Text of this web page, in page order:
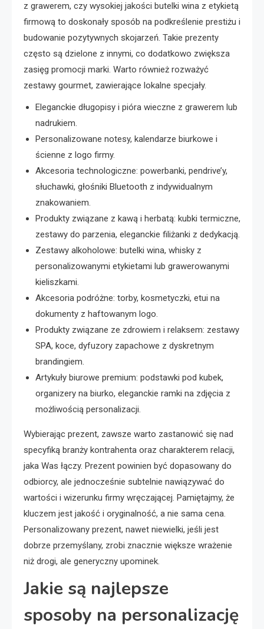
z grawerem, czy wysokiej jakości butelki wina z etykietą
firmową to doskonały sposób na podkreślenie prestiżu i
budowanie pozytywnych skojarzeń. Takie prezenty
często są dzielone z innymi, co dodatkowo zwiększa
zasięg promocji marki. Warto również rozważyć
zestawy gourmet, zawierające lokalne specjały.
Eleganckie długopisy i pióra wieczne z grawerem lub
nadrukiem.
Personalizowane notesy, kalendarze biurkowe i
ścienne z logo firmy.
Akcesoria technologiczne: powerbanki, pendrive’y,
słuchawki, głośniki Bluetooth z indywidualnym
znakowaniem.
Produkty związane z kawą i herbatą: kubki termiczne,
zestawy do parzenia, eleganckie filiżanki z dedykacją.
Zestawy alkoholowe: butelki wina, whisky z
personalizowanymi etykietami lub grawerowanymi
kieliszkami.
Akcesoria podróżne: torby, kosmetyczki, etui na
dokumenty z haftowanym logo.
Produkty związane ze zdrowiem i relaksem: zestawy
SPA, koce, dyfuzory zapachowe z dyskretnym
brandingiem.
Artykuły biurowe premium: podstawki pod kubek,
organizery na biurko, eleganckie ramki na zdjęcia z
możliwością personalizacji.
Wybierając prezent, zawsze warto zastanowić się nad
specyfiką branży kontrahenta oraz charakterem relacji,
jaka Was łączy. Prezent powinien być dopasowany do
odbiorcy, ale jednocześnie subtelnie nawiązywać do
wartości i wizerunku firmy wręczającej. Pamiętajmy, że
kluczem jest jakość i oryginalność, a nie sama cena.
Personalizowany prezent, nawet niewielki, jeśli jest
dobrze przemyślany, zrobi znacznie większe wrażenie
niż drogi, ale generyczny upominek.
Jakie są najlepsze
sposoby na personalizację